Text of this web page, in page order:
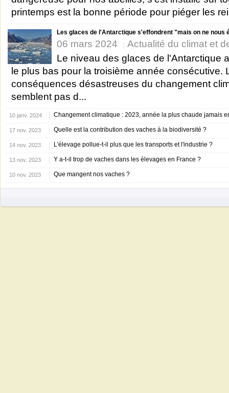
printemps est la bonne période pour piéger les
Les glaces de l'Antarctique s'effondrent "mais on ne nous
06 mars 2024
Actualité du climat et
Le niveau des glaces de l'Antarctique
le plus bas pour la troisième année consécutive.
conséquences désastreuses du changement
semblent pas d...
10 janv. 2024 Changement climatique : 2023, année la plus chaude jamais
17 nov. 2023 Quelle est la contribution des vaches à la biodiversité ?
14 nov. 2023 L'élevage pollue-t-il plus que les transports et l'industrie ?
13 nov. 2023 Y a-t-il trop de vaches dans les élevages en France ?
10 nov. 2023 Que mangent nos vaches ?